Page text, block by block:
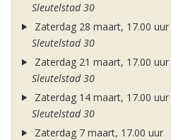
Sleutelstad 30
Zaterdag 28 maart, 17.00 uur
Sleutelstad 30
Zaterdag 21 maart, 17.00 uur
Sleutelstad 30
Zaterdag 14 maart, 17.00 uur
Sleutelstad 30
Zaterdag 7 maart, 17.00 uur